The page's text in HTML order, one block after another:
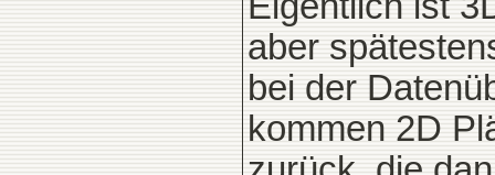
aber
bei der
kommen 2D